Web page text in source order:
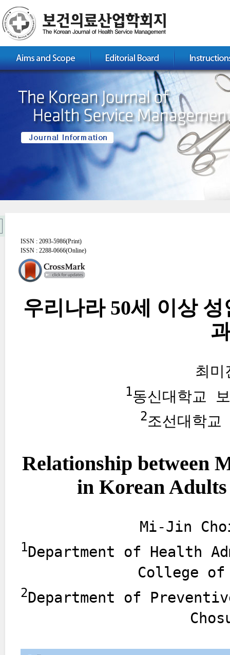
ISSN : 2093-5986(Print)
ISSN : 2288-0666(Online)
우리나라 50세 이상
최미
1동신대학교
2조선대학
Relationship between
in Korean
Mi-Jin
1Department of Health
College of
2Department of